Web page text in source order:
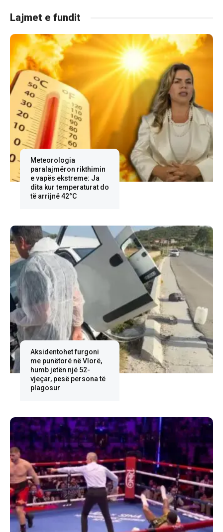
Lajmet e fundit
Meteorologia
paralajmëron rikthimin
e vapës ekstreme: Ja
dita kur temperaturat do
të arrijnë 42°C
Aksidentohet furgoni
me punëtorë në Vlorë,
humb jetën një 52-
vjeçar, pesë persona të
plagosur